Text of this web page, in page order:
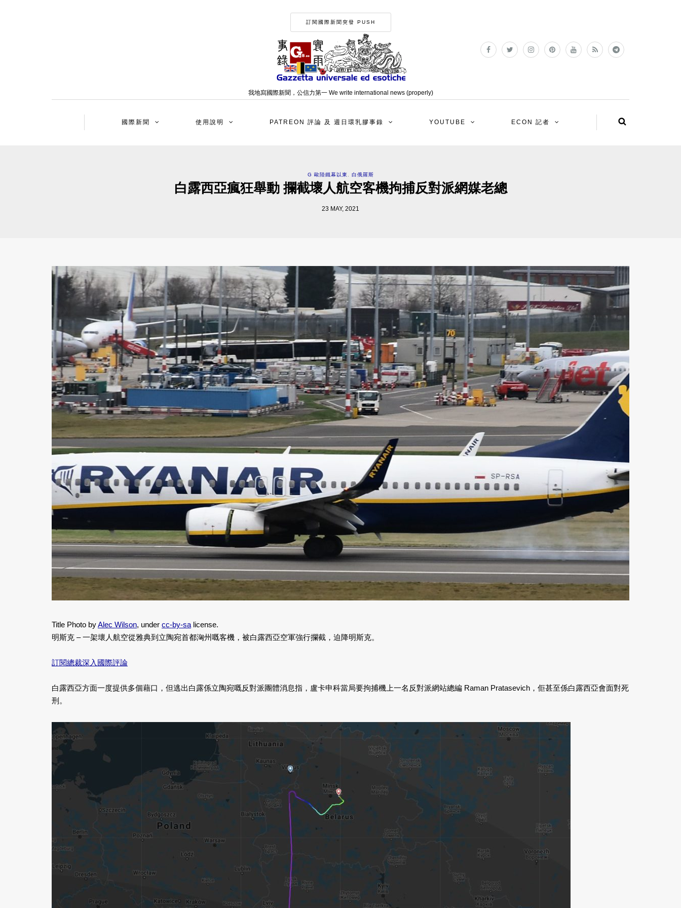
訂閱國際新聞突發 PUSH
我地寫國際新聞，公信力第一 We write international news (properly)
國際新聞 使用說明 PATREON 評論 及 週日環乳膠事錄 YOUTUBE ECON 記者
G 歐陸鐵幕以東 白俄羅斯
白露西亞瘋狂舉動 攔截壞人航空客機拘捕反對派網媒老總
23 MAY, 2021
Title Photo byAlec Wilson, under cc-by-sa license.
明斯克 – 一架壞人航空從雅典到立陶宛首都洶州嘅客機，被白露西亞空軍強行攔截，迫降明斯克。
訂閱總裁深入國際評論
白露西亞方面一度提供多個藉口，但逃出白露係立陶宛嘅反對派團體消息指，盧卡申科當局要拘捕機上一名反對派網站總編 Raman Pratasevich，佢甚至係白露西亞會面對死
刑。